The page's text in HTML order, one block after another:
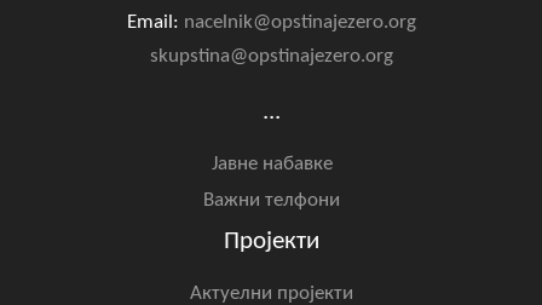
Email: nacelnik@opstinajezero.org
skupstina@opstinajezero.org
...
Јавне набавке
Важни телфони
Пројекти
Актуелни пројекти